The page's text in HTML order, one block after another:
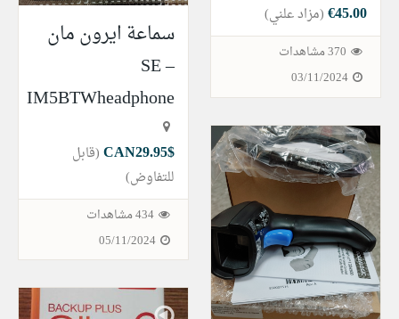
سماعة ايرون مان
SE –
IM5BTWheadphone
$CAN29.95
(قابل
للتفاوض)
434 مشاهدات
05/11/2024
€45.00(مزاد علني)
370 مشاهدات
03/11/2024